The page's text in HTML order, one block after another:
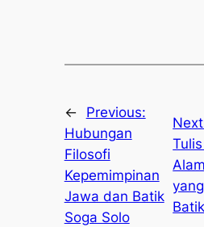
←
Previous:
Hubungan
Filosofi
Kepemimpinan
Jawa dan Batik
Soga Solo